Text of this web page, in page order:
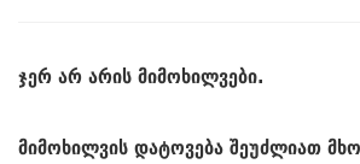
ჯერ არ არის მიმოხილვები.
მიმოხილვის დატოვება შეუძლიათ